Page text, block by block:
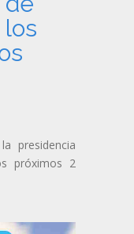
los
presidencia
próximos 2